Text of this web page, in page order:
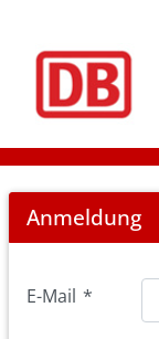
Login
Anmeldung
E-Mail *